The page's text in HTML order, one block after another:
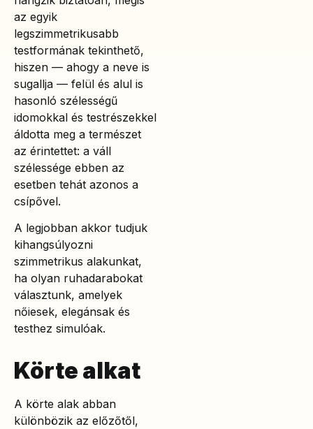
az egyik
legszimmetrikusabb
testformának tekinthető,
hiszen — ahogy a neve is
sugallja — felül és alul is
hasonló szélességű
idomokkal és testrészekkel
áldotta meg a természet
az érintettet: a váll
szélessége ebben az
esetben tehát azonos a
csípővel.
A legjobban akkor tudjuk
kihangsúlyozni
szimmetrikus alakunkat,
ha olyan ruhadarabokat
választunk, amelyek
nőiesek, elegánsak és
testhez simulóak.
Körte alkat
A körte alak abban
különbözik az előzőtől,